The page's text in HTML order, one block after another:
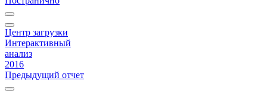
Центр загрузки
Интерактивный
анализ
2016
Предыдущий отчет